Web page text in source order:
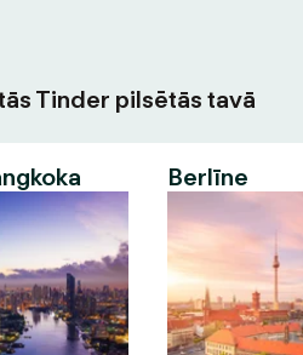
Tinder pilsētās tavā
Berlīne